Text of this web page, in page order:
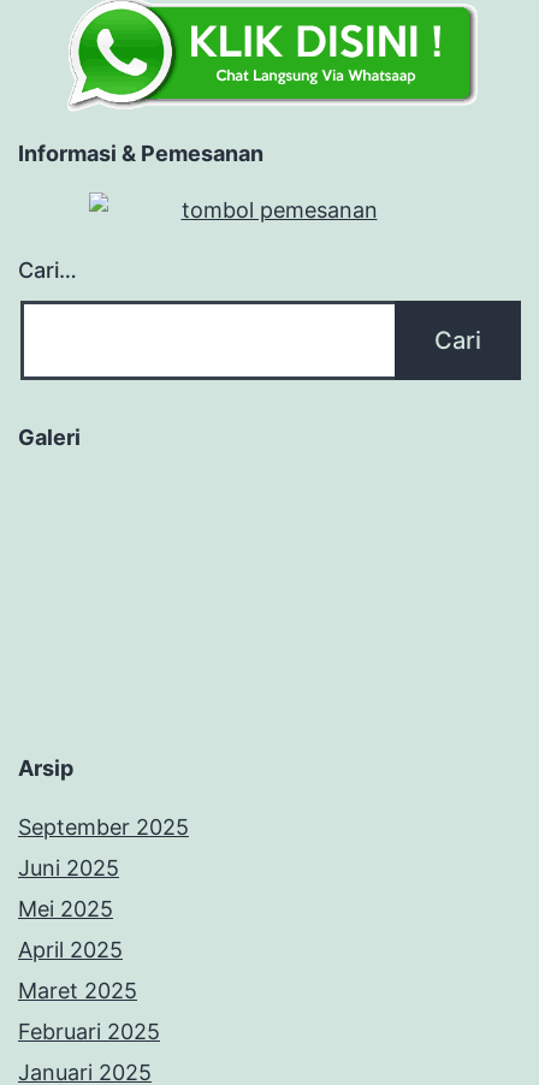
Informasi & Pemesanan
Cari…
Galeri
Arsip
September 2025
Juni 2025
Mei 2025
April 2025
Maret 2025
Februari 2025
Januari 2025